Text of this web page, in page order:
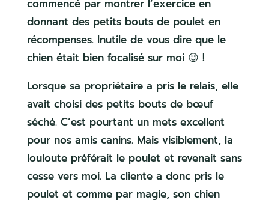
commencé par montrer l’exercice en
donnant des petits bouts de poulet en
récompenses. Inutile de vous dire que le
chien était bien focalisé sur moi 😉 !
Lorsque sa propriétaire a pris le relais, elle
avait choisi des petits bouts de bœuf
séché. C’est pourtant un mets excellent
pour nos amis canins. Mais visiblement, la
louloute préférait le poulet et revenait sans
cesse vers moi. La cliente a donc pris le
poulet et comme par magie, son chien